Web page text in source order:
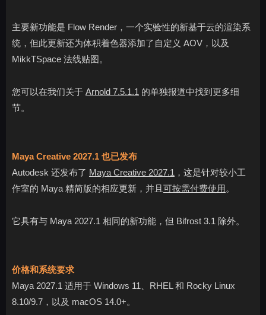
主要新功能是 Flow Render，一个实验性的新基于云的渲染系
统，但此更新还为体积着色器添加了自定义 AOV，以及
MikkTSpace 法线贴图。
您可以在我们关于 Arnold 7.5.1.1 的单独报道中找到更多细
节。
Maya Creative 2027.1 也已发布
Autodesk 还发布了 Maya Creative 2027.1 ，这是针对较小工
作室的 Maya 精简版的相应更新，并且 可按需付费使用 。
它具有与 Maya 2027.1 相同的新功能，但 Bifrost 3.1 除外。
价格和系统要求
Maya 2027.1 适用于 Windows 11、RHEL 和 Rocky Linux
8.10/9.7，以及 macOS 14.0+。